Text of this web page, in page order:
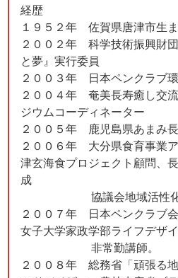
経歴
１９５２年 佐賀県唐津市生ま
２００２年 科学技術振興財
と夢』実行委員
２００３年 日本ペンクラブ
２００４年 奄美長寿癒し交
ジウムコーディネーター
２００５年 鹿児島県あまみ
２００６年 大分県食育事業
津玄海食プロジェクト顧問、
成
協議会地域活性化事
２００７年 日本ペンクラブ
女子大学家政学部ライフデザ
非常勤講師。
２００８年 総務省「頑張る